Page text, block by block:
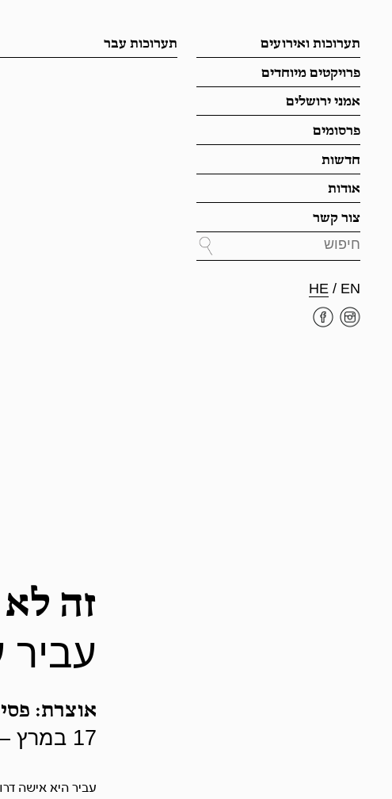
תערוכות ואירועים
פרויקטים מיוחדים
אמני ירושלים
פרסומים
חדשות
אודות
צור קשר
HE/ EN
תערוכות עבר
זה לא
אוצרת:
17 במרץ — 12 במאי, 2012
עביר היא אישה